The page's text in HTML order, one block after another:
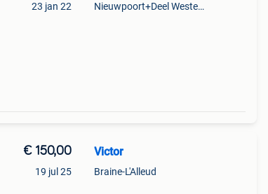
23 jan 22 Nieuwpoort+Deel Westende
€ 150,00
19 jul 25
Victor
Braine-L'Alleud